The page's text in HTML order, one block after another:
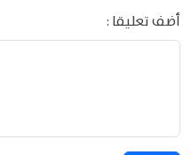
أضف تعليقا :